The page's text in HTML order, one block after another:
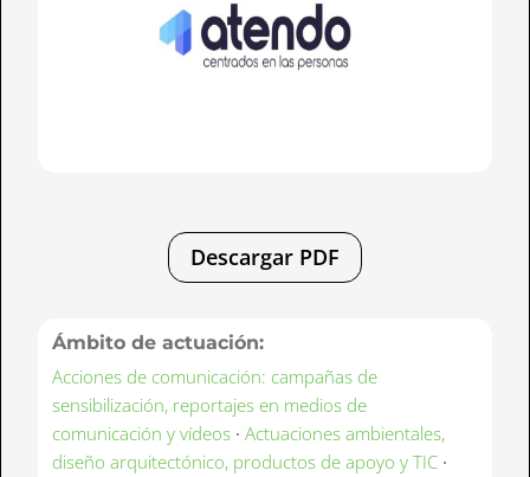
Descargar PDF
Ámbito de actuación:
Acciones de comunicación: campañas de
sensibilización, reportajes en medios de
comunicación y vídeos· Actuaciones ambientales,
diseño arquitectónico, productos de apoyo y TIC·